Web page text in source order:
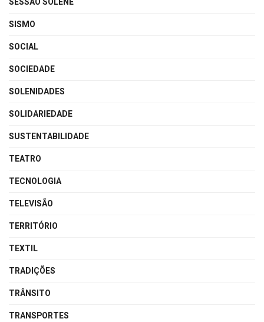
SISMO
SOCIAL
SOCIEDADE
SOLENIDADES
SOLIDARIEDADE
SUSTENTABILIDADE
TEATRO
TECNOLOGIA
TELEVISÃO
TERRITÓRIO
TEXTIL
TRADIÇÕES
TRÂNSITO
TRANSPORTES